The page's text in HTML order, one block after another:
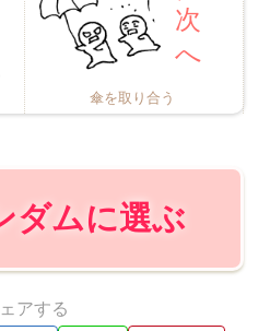
傘を取り合う
ダムに選ぶ
アする